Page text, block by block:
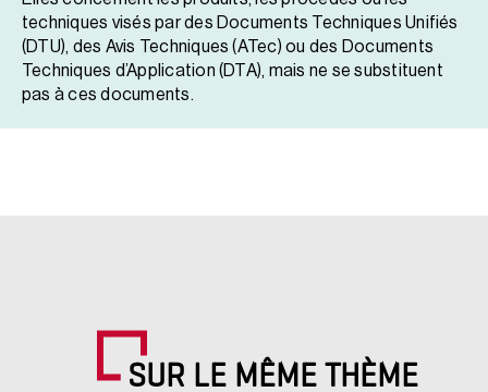
techniques visés par des Documents Techniques Unifiés
(DTU), des Avis Techniques (ATec) ou des Documents
Techniques d’Application (DTA), mais ne se substituent
pas à ces documents.
SUR LE MÊME THÈME